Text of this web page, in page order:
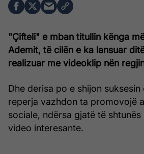
"Çifteli" e mban titullin kënga
Ademit, të cilën e ka lansuar
realizuar me videoklip nën
Dhe derisa po e shijon
reperja vazhdon ta promovojë
sociale, ndërsa gjatë të
video interesante.